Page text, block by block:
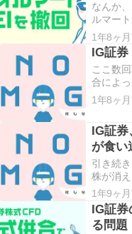
なんか
ルマー
いうか
のとか
1年8ヶ
IG証
ここ数
合によ
のでは
で問い
が。 今
めで…
1年8ヶ
IG証
が食い
け
引き続
株が消
けど、
から待
分後に
も待て
1年9ヶ
IG証券
る問題